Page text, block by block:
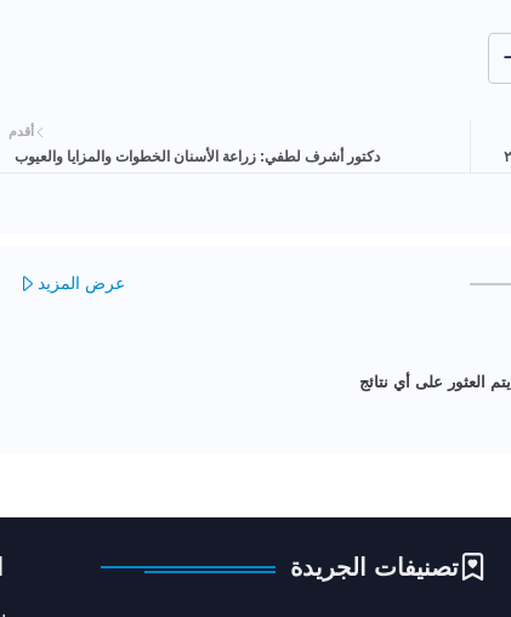
أقدم
دكتور أشرف لطفي: زراعة الأسنان الخطوات والمزايا والعيوب
عرض المزيد
العثور على أي نتائج
تصنيفات الجريدة